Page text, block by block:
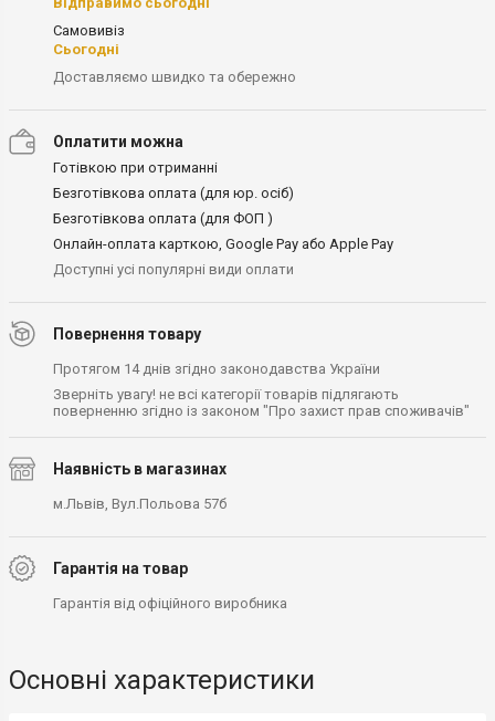
Самовивіз
Сьогодні
Доставляємо швидко та обережно
Оплатити можна
Готівкою при отриманні
Безготівкова оплата (для юр. осіб)
Безготівкова оплата (для ФОП )
Онлайн-оплата карткою, Google Pay або Apple Pay
Доступні усі популярні види оплати
Повернення товару
Протягом 14 днів згідно законодавства України
Зверніть увагу! не всі категорії товарів підлягають
поверненню згідно із законом "Про захист прав споживачів"
Наявність в магазинах
м.Львів, Вул.Польова 57б
Гарантія на товар
Гарантія від офіційного виробника
Основні характеристики